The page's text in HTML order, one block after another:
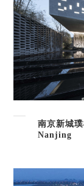
南京新城
Nanjing